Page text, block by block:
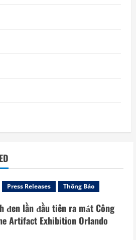
Press Releases Thông Báo
đen lần đầu tiên ra mắt Công
Artifact Exhibition Orlando